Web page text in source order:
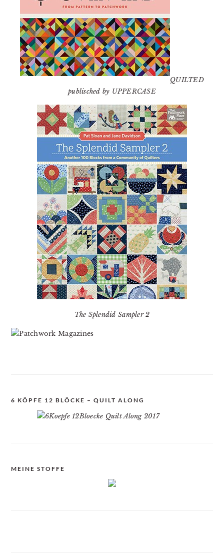
QUILTED
publisched by UPPERCASE
The Splendid Sampler 2
6 KÖPFE 12 BLÖCKE – QUILT ALONG
MEINE STOFFE